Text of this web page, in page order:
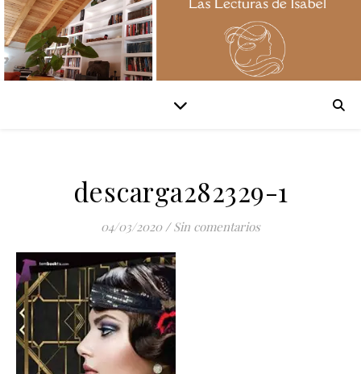
descarga282329-1
04/03/2020 / Sin comentarios